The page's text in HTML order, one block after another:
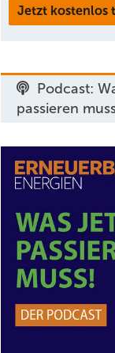
Jetzt kostenlos
Podcast:
passieren